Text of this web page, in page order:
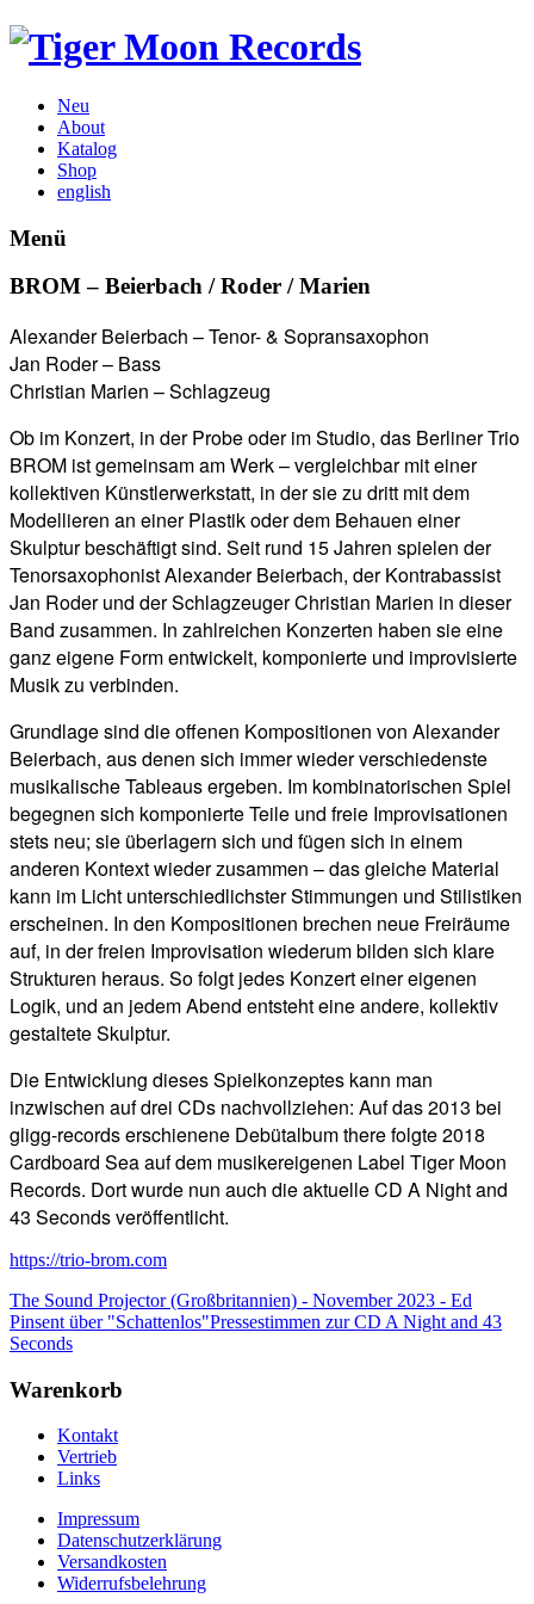
Neu
About
Katalog
Shop
english
Menü
BROM – Beierbach / Roder / Marien
Alexander Beierbach – Tenor- & Sopransaxophon
Jan Roder – Bass
Christian Marien – Schlagzeug
Ob im Konzert, in der Probe oder im Studio, das Berliner Trio
BROM ist gemeinsam am Werk – vergleichbar mit einer
kollektiven Künstlerwerkstatt, in der sie zu dritt mit dem
Modellieren an einer Plastik oder dem Behauen einer
Skulptur beschäftigt sind. Seit rund 15 Jahren spielen der
Tenorsaxophonist Alexander Beierbach, der Kontrabassist
Jan Roder und der Schlagzeuger Christian Marien in dieser
Band zusammen. In zahlreichen Konzerten haben sie eine
ganz eigene Form entwickelt, komponierte und improvisierte
Musik zu verbinden.
Grundlage sind die offenen Kompositionen von Alexander
Beierbach, aus denen sich immer wieder verschiedenste
musikalische Tableaus ergeben. Im kombinatorischen Spiel
begegnen sich komponierte Teile und freie Improvisationen
stets neu; sie überlagern sich und fügen sich in einem
anderen Kontext wieder zusammen – das gleiche Material
kann im Licht unterschiedlichster Stimmungen und Stilistiken
erscheinen. In den Kompositionen brechen neue Freiräume
auf, in der freien Improvisation wiederum bilden sich klare
Strukturen heraus. So folgt jedes Konzert einer eigenen
Logik, und an jedem Abend entsteht eine andere, kollektiv
gestaltete Skulptur.
Die Entwicklung dieses Spielkonzeptes kann man
inzwischen auf drei CDs nachvollziehen: Auf das 2013 bei
gligg-records erschienene Debütalbum there folgte 2018
Cardboard Sea auf dem musikereigenen Label Tiger Moon
Records. Dort wurde nun auch die aktuelle CD A Night and
43 Seconds veröffentlicht.
https://trio-brom.com
The Sound Projector (Großbritannien) - November 2023 - Ed
Pinsent über "Schattenlos"Pressestimmen zur CD A Night and 43
Seconds
Warenkorb
Kontakt
Vertrieb
Links
Impressum
Datenschutzerklärung
Versandkosten
Widerrufsbelehrung